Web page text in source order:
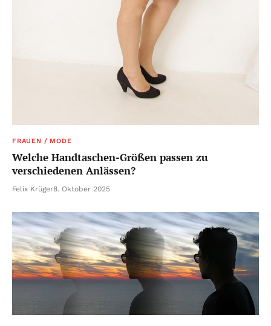
FRAUEN / MODE
Welche Handtaschen-Größen passen zu
verschiedenen Anlässen?
Felix Krüger8. Oktober 2025